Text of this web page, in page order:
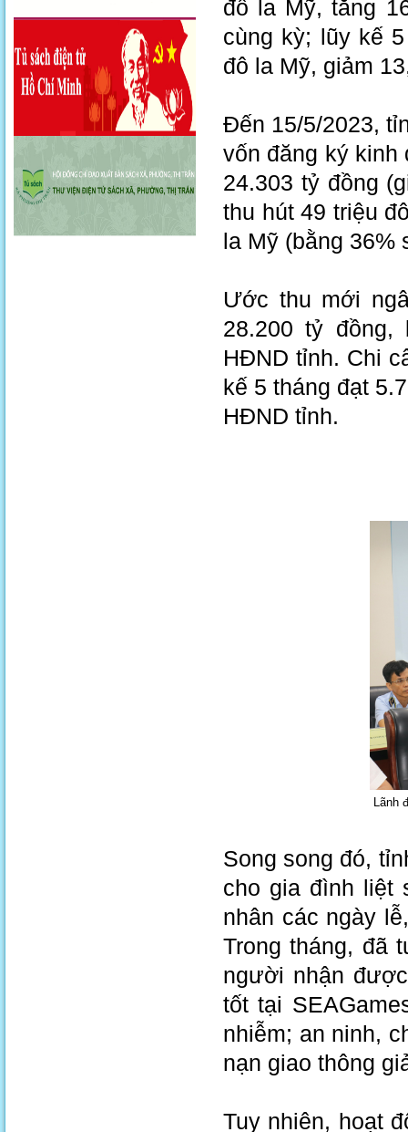
đô la Mỹ, tăng
cùng kỳ; lũy kế
đô la Mỹ, giảm
Đến 15/5/2023,
vốn đăng ký kinh
24.303 tỷ đồng
thu hút 49 triệu
la Mỹ (bằng 36%
Ước thu mới
28.200 tỷ
HĐND tỉnh. Chi
kế 5 tháng đạt
HĐND tỉnh.
Lãnh
Song song đó,
cho gia đình liệt
nhân các ngày
Trong tháng, đã
người nhận
tốt tại
nhiễm; an ninh,
nạn giao thông
Tuy nhiên, hoạt